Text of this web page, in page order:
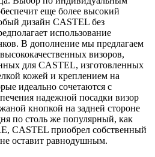
еще более высокий
дизайн CASTEL без
использование
В дополнение мы предлагаем
визоров,
для CASTEL, изготовленных
кожей и креплением на
идеально сочетаются с
надежной посадки визор
кнопкой на задней стороне
по столь же популярный, как
CASTEL приобрел собственный
оставит равнодушным.